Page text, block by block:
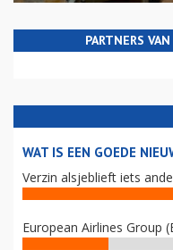
PARTNERS
WAT IS EEN GOEDE
Verzin alsjeblieft iets
European Airlines Group